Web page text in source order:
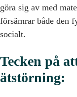
göra sig av med
försämrar både den
socialt.
Tecken på
ätstörning: